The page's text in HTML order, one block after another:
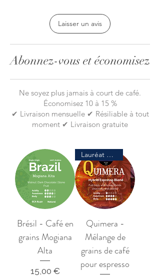
Laisser un avis
Abonnez-vous et économisez
Ne soyez plus jamais à court de café.
Économisez 10 à 15 %
✔ Livraison mensuelle ✔ Résiliable à tout
moment ✔ Livraison gratuite
Brésil - Café en
grains Mogiana
Alta
Prix
15,00 €
Lauréat de prix
Quimera -
Mélange de
grains de café
pour espresso